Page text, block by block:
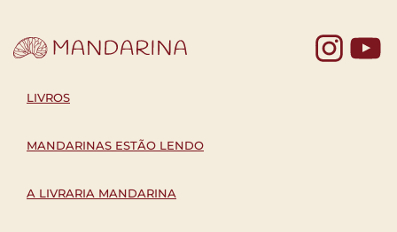
LIVROS
MANDARINAS ESTÃO LENDO
A LIVRARIA MANDARINA